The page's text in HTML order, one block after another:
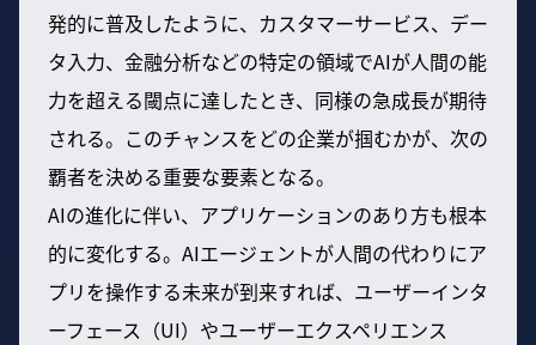
発的に普及したように、カスタマーサービス、デー
タ入力、金融分析などの特定の領域でAIが人間の能
力を超える閾点に達したとき、同様の急成長が期待
される。このチャンスをどの企業が掴むかが、次の
覇者を決める重要な要素となる。
AIの進化に伴い、アプリケーションのあり方も根本
的に変化する。AIエージェントが人間の代わりにア
プリを操作する未来が到来すれば、ユーザーインタ
ーフェース（UI）やユーザーエクスペリエンス